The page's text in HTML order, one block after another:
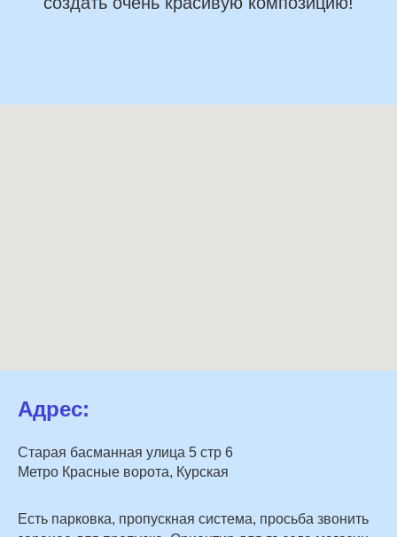
Адрес:
Старая басманная улица 5 стр 6
Метро Красные ворота, Курская
Есть парковка, пропускная система, просьба звонить